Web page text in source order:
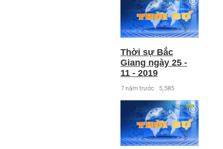
Thời sự Bắc
Giang ngày 25 -
11 - 2019
7 năm trước 5,585